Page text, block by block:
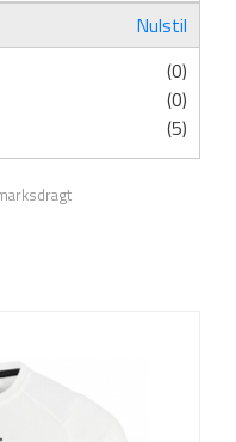
Nulstil
(0)
(0)
(5)